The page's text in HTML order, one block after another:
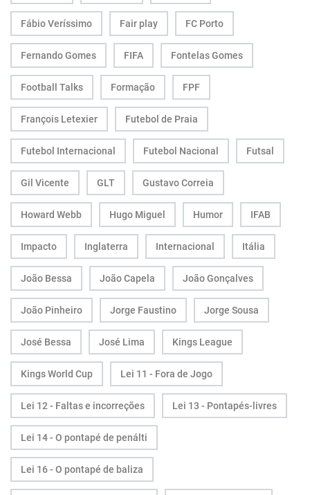
Fábio Veríssimo Fair play FC Porto
Fernando Gomes FIFA Fontelas Gomes
Football Talks Formação FPF
François Letexier Futebol de Praia
Futebol Internacional Futebol Nacional Futsal
Gil Vicente GLT Gustavo Correia
Howard Webb Hugo Miguel Humor IFAB
Impacto Inglaterra Internacional Itália
João Bessa João Capela João Gonçalves
João Pinheiro Jorge Faustino Jorge Sousa
José Bessa José Lima Kings League
Kings World Cup Lei 11 - Fora de Jogo
Lei 12 - Faltas e incorreções Lei 13 - Pontapés-livres
Lei 14 - O pontapé de penálti
Lei 16 - O pontapé de baliza